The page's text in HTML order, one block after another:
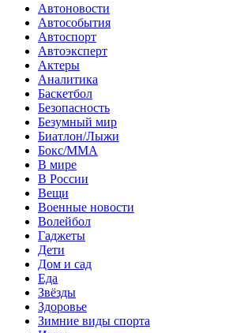
Автоновости
Автособытия
Автоспорт
Автоэксперт
Актеры
Аналитика
Баскетбол
Безопасность
Безумный мир
Биатлон/Лыжи
Бокс/MMA
В мире
В России
Вещи
Военные новости
Волейбол
Гаджеты
Дети
Дом и сад
Еда
Звёзды
Здоровье
Зимние виды спорта